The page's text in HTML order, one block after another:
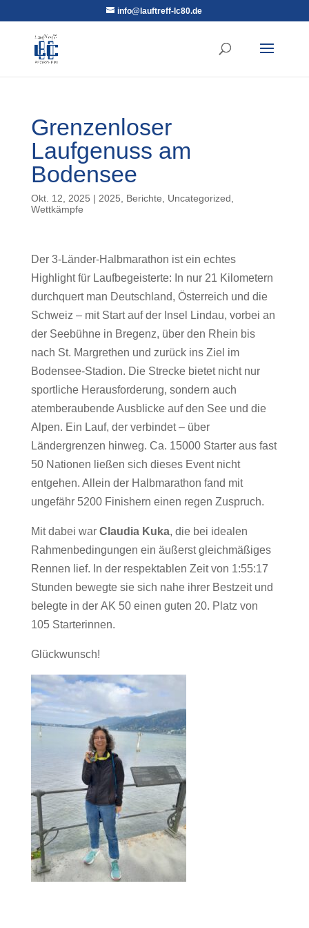
info@lauftreff-lc80.de
Grenzenloser
Laufgenuss am
Bodensee
Okt. 12, 2025 | 2025 Berichte Uncategorized
Wettkämpfe
Der 3-Länder-Halbmarathon ist ein echtes
Highlight für Laufbegeisterte: In nur 21 Kilometern
durchquert man Deutschland, Österreich und die
Schweiz – mit Start auf der Insel Lindau, vorbei an
der Seebühne in Bregenz, über den Rhein bis
nach St. Margrethen und zurück ins Ziel im
Bodensee-Stadion. Die Strecke bietet nicht nur
sportliche Herausforderung, sondern auch
atemberaubende Ausblicke auf den See und die
Alpen. Ein Lauf, der verbindet – über
Ländergrenzen hinweg. Ca. 15000 Starter aus fast
50 Nationen ließen sich dieses Event nicht
entgehen. Allein der Halbmarathon fand mit
ungefähr 5200 Finishern einen regen Zuspruch.
Mit dabei war Claudia Kuka, die bei idealen
Rahmenbedingungen ein äußerst gleichmäßiges
Rennen lief. In der respektablen Zeit von 1:55:17
Stunden bewegte sie sich nahe ihrer Bestzeit und
belegte in der AK 50einen guten 20. Platz von
105 Starterinnen.
Glückwunsch!